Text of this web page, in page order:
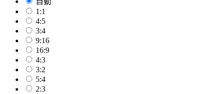
1:1
4:5
3:4
9:16
16:9
4:3
3:2
5:4
2:3